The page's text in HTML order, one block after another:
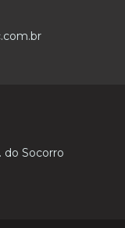
do Socorro